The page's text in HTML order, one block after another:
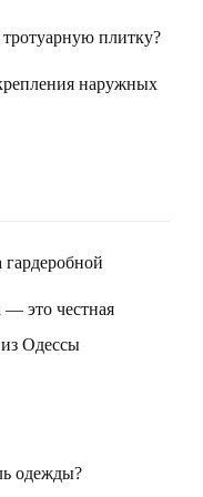
плитку?
наружных
— это честная
Одессы
одежды?